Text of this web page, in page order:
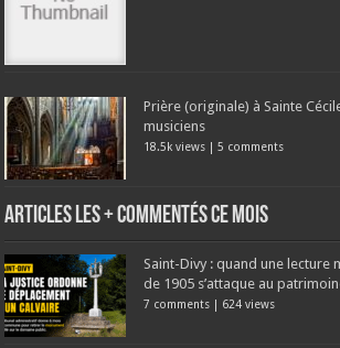
Prière (originale) à Sainte
musiciens
18.5k views |5 comments
Articles les + commentés ce mois
Saint-Divy : quand une lecture
de 1905 s’attaque au
7 comments | 624 views